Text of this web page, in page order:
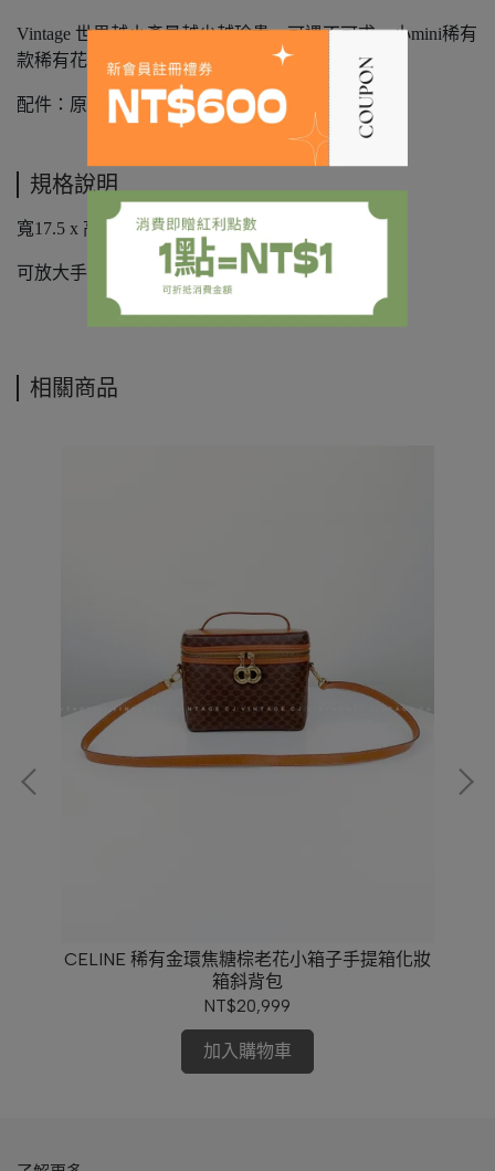
Vintage 世界越小產量越少越珍貴，可遇不可求，小mini稀有
款稀有花色，值得收藏。
配件：原廠防塵袋
規格說明
寬17.5 x 高14 x 厚度12cm，
可放大手機，短夾。
相關商品
CELINE 稀有金環焦糖棕老花小箱子手提箱化妝
箱斜背包
NT$20,999
加入購物車